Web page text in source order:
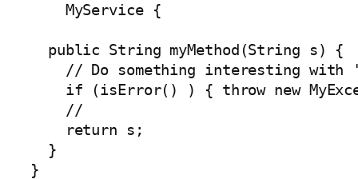
MyService {
public String myMethod(String s) {
// Do something interesting with
if (isError() ) { throw new
    //
return s;
}
}